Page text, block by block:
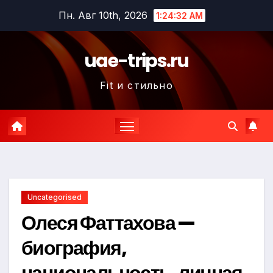
содержимому
Пн. Авг 10th, 2026 1:24:33 AM
uae-trips.ru
Fit и стильно
Uncategorised
Олеся Фаттахова —
биография,